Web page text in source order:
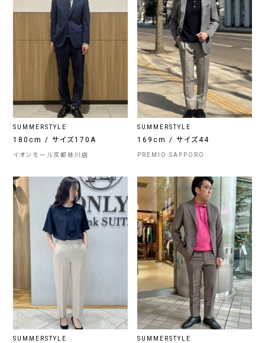
SUMMERSTYLE
180cm / サイズ170A
イオンモール京都桂川店
SUMMERSTYLE
169cm / サイズ44
PREMIO SAPPORO
SUMMERSTYLE SUMMERSTYLE